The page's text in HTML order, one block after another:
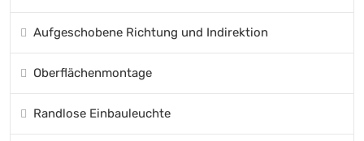
Aufgeschobene Richtung und Indirektion
Oberflächenmontage
Randlose Einbauleuchte